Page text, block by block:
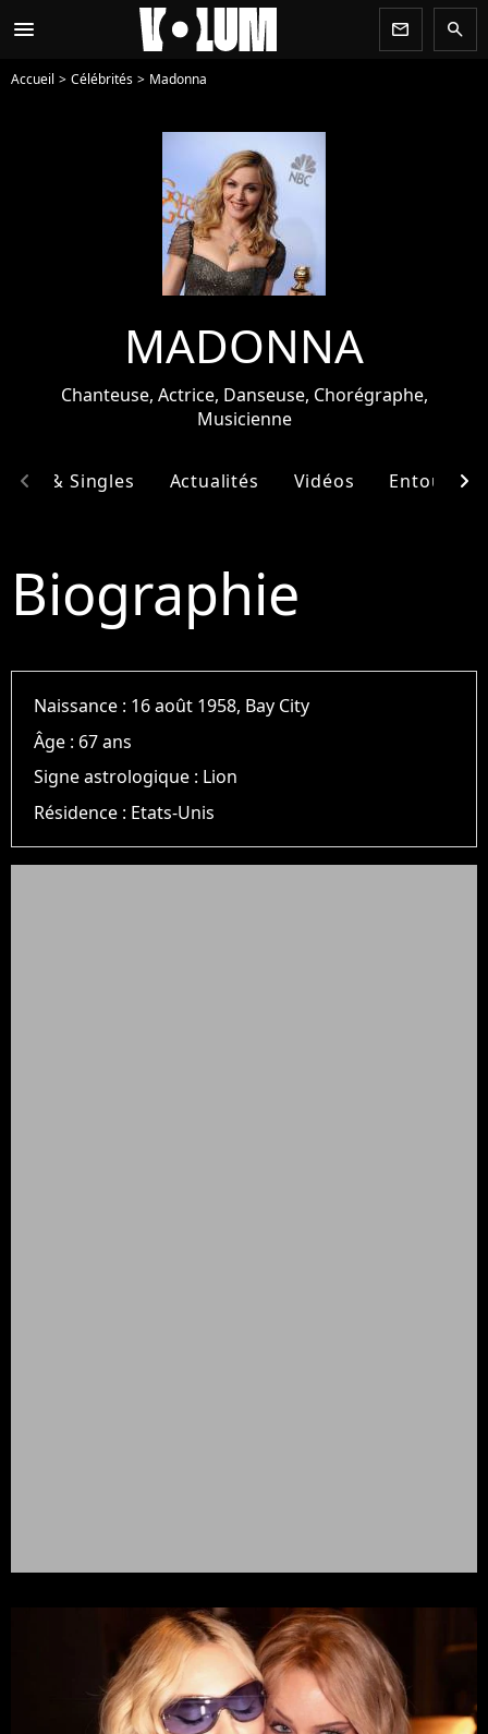
menu newsletter search
Accueil Célébrités Madonna
MADONNA
Chanteuse, Actrice, Danseuse, Chorégraphe,
Musicienne
& Singles Actualités Vidéos Entourage
chevron_left chevron_right
Biographie
Naissance : 16 août 1958, Bay City
Âge : 67 ans
Signe astrologique : Lion
Résidence : Etats-Unis